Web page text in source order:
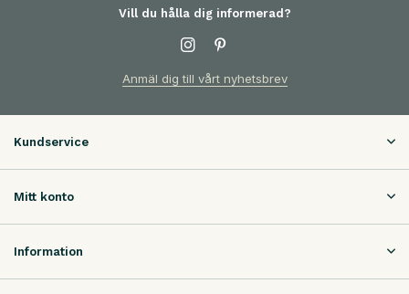
Vill du hålla dig informerad?
Anmäl dig till vårt nyhetsbrev
Kundservice
Mitt konto
Information